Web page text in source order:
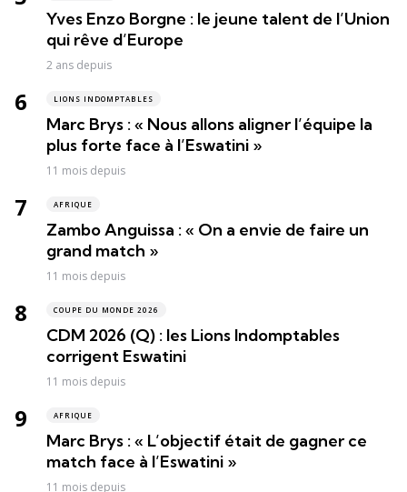
Yves Enzo Borgne : le jeune talent de l’Union
qui rêve d’Europe
2 ans depuis
LIONS INDOMPTABLES
Marc Brys : « Nous allons aligner l’équipe la
plus forte face à l’Eswatini »
11 mois depuis
AFRIQUE
Zambo Anguissa : « On a envie de faire un
grand match »
11 mois depuis
COUPE DU MONDE 2026
CDM 2026 (Q) : les Lions Indomptables
corrigent Eswatini
11 mois depuis
AFRIQUE
Marc Brys : « L’objectif était de gagner ce
match face à l’Eswatini »
11 mois depuis